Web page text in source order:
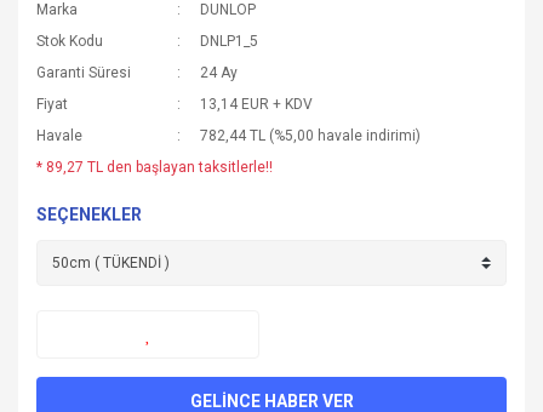
Marka
DUNLOP
Stok Kodu
DNLP1_5
Garanti Süresi
24 Ay
Fiyat
13,14 EUR + KDV
Havale
782,44 TL (%5,00 havale indirimi)
* 89,27 TL den başlayan taksitlerle!!
SEÇENEKLER
GELİNCE HABER VER